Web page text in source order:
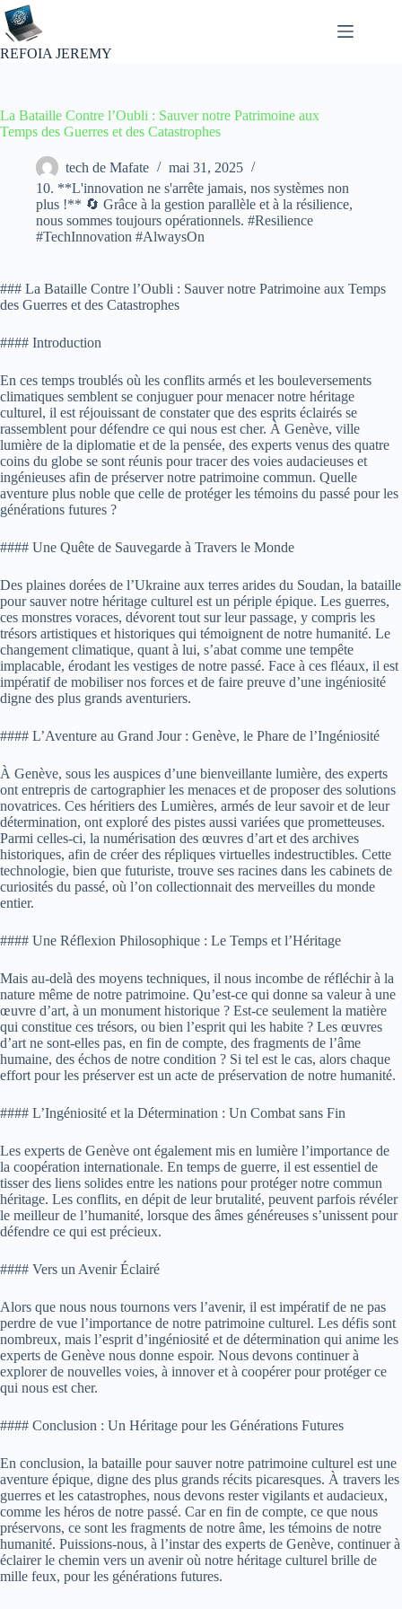
Passer
au
contenu
REFOIA JEREMY
La Bataille Contre l’Oubli : Sauver notre Patrimoine aux
Temps des Guerres et des Catastrophes
tech de Mafate
mai 31, 2025
10. **L'innovation ne s'arrête jamais, nos systèmes non
plus !** 🔄 Grâce à la gestion parallèle et à la résilience,
nous sommes toujours opérationnels. #Resilience
#TechInnovation #AlwaysOn
### La Bataille Contre l’Oubli : Sauver notre Patrimoine aux Temps
des Guerres et des Catastrophes
#### Introduction
En ces temps troublés où les conflits armés et les bouleversements
climatiques semblent se conjuguer pour menacer notre héritage
culturel, il est réjouissant de constater que des esprits éclairés se
rassemblent pour défendre ce qui nous est cher. À Genève, ville
lumière de la diplomatie et de la pensée, des experts venus des quatre
coins du globe se sont réunis pour tracer des voies audacieuses et
ingénieuses afin de préserver notre patrimoine commun. Quelle
aventure plus noble que celle de protéger les témoins du passé pour les
générations futures ?
#### Une Quête de Sauvegarde à Travers le Monde
Des plaines dorées de l’Ukraine aux terres arides du Soudan, la bataille
pour sauver notre héritage culturel est un périple épique. Les guerres,
ces monstres voraces, dévorent tout sur leur passage, y compris les
trésors artistiques et historiques qui témoignent de notre humanité. Le
changement climatique, quant à lui, s’abat comme une tempête
implacable, érodant les vestiges de notre passé. Face à ces fléaux, il est
impératif de mobiliser nos forces et de faire preuve d’une ingéniosité
digne des plus grands aventuriers.
#### L’Aventure au Grand Jour : Genève, le Phare de l’Ingéniosité
À Genève, sous les auspices d’une bienveillante lumière, des experts
ont entrepris de cartographier les menaces et de proposer des solutions
novatrices. Ces héritiers des Lumières, armés de leur savoir et de leur
détermination, ont exploré des pistes aussi variées que prometteuses.
Parmi celles-ci, la numérisation des œuvres d’art et des archives
historiques, afin de créer des répliques virtuelles indestructibles. Cette
technologie, bien que futuriste, trouve ses racines dans les cabinets de
curiosités du passé, où l’on collectionnait des merveilles du monde
entier.
#### Une Réflexion Philosophique : Le Temps et l’Héritage
Mais au-delà des moyens techniques, il nous incombe de réfléchir à la
nature même de notre patrimoine. Qu’est-ce qui donne sa valeur à une
œuvre d’art, à un monument historique ? Est-ce seulement la matière
qui constitue ces trésors, ou bien l’esprit qui les habite ? Les œuvres
d’art ne sont-elles pas, en fin de compte, des fragments de l’âme
humaine, des échos de notre condition ? Si tel est le cas, alors chaque
effort pour les préserver est un acte de préservation de notre humanité.
#### L’Ingéniosité et la Détermination : Un Combat sans Fin
Les experts de Genève ont également mis en lumière l’importance de
la coopération internationale. En temps de guerre, il est essentiel de
tisser des liens solides entre les nations pour protéger notre commun
héritage. Les conflits, en dépit de leur brutalité, peuvent parfois révéler
le meilleur de l’humanité, lorsque des âmes généreuses s’unissent pour
défendre ce qui est précieux.
#### Vers un Avenir Éclairé
Alors que nous nous tournons vers l’avenir, il est impératif de ne pas
perdre de vue l’importance de notre patrimoine culturel. Les défis sont
nombreux, mais l’esprit d’ingéniosité et de détermination qui anime les
experts de Genève nous donne espoir. Nous devons continuer à
explorer de nouvelles voies, à innover et à coopérer pour protéger ce
qui nous est cher.
#### Conclusion : Un Héritage pour les Générations Futures
En conclusion, la bataille pour sauver notre patrimoine culturel est une
aventure épique, digne des plus grands récits picaresques. À travers les
guerres et les catastrophes, nous devons rester vigilants et audacieux,
comme les héros de notre passé. Car en fin de compte, ce que nous
préservons, ce sont les fragments de notre âme, les témoins de notre
humanité. Puissions-nous, à l’instar des experts de Genève, continuer à
éclairer le chemin vers un avenir où notre héritage culturel brille de
mille feux, pour les générations futures.